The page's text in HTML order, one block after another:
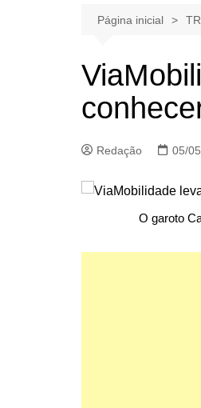
Página inicial
Redação 05/
O garoto